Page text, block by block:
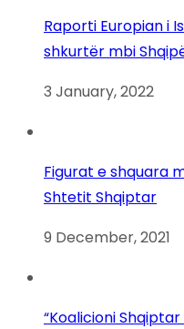
Raporti Europian i
shkurtër mbi
3 January, 2022
Figurat e shquara
Shtetit Shqiptar
9 December, 2021
“Koalicioni